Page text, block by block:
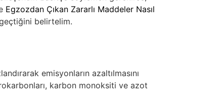
Egzozdan Çıkan Zararlı Maddeler Nasıl
belirtelim.
emisyonların azaltılmasını
karbon monoksiti ve azot